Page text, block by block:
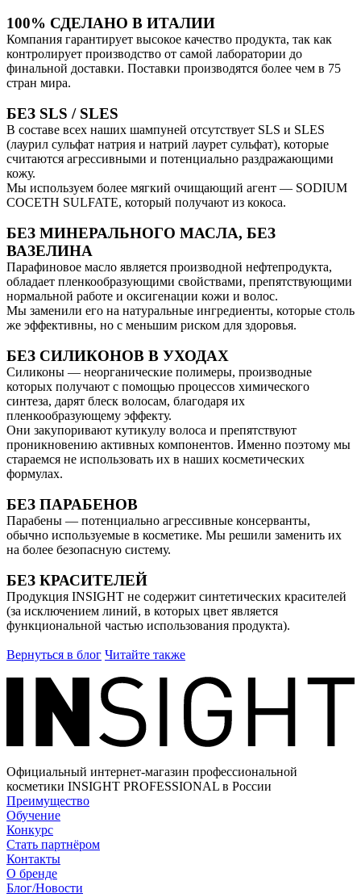
100% СДЕЛАНО В ИТАЛИИ
Компания гарантирует высокое качество продукта, так как
контролирует производство от самой лаборатории до
финальной доставки. Поставки производятся более чем в 75
стран мира.
БЕЗ SLS / SLES
В составе всех наших шампуней отсутствует SLS и SLES
(лаурил сульфат натрия и натрий лаурет сульфат), которые
считаются агрессивными и потенциально раздражающими
кожу.
Мы используем более мягкий очищающий агент — SODIUM
COCETH SULFATE, который получают из кокоса.
БЕЗ МИНЕРАЛЬНОГО МАСЛА, БЕЗ
ВАЗЕЛИНА
Парафиновое масло является производной нефтепродукта,
обладает пленкообразующими свойствами, препятствующими
нормальной работе и оксигенации кожи и волос.
Мы заменили его на натуральные ингредиенты, которые столь
же эффективны, но с меньшим риском для здоровья.
БЕЗ СИЛИКОНОВ В УХОДАХ
Силиконы — неорганические полимеры, производные
которых получают с помощью процессов химического
синтеза, дарят блеск волосам, благодаря их
пленкообразующему эффекту.
Они закупоривают кутикулу волоса и препятствуют
проникновению активных компонентов. Именно поэтому мы
стараемся не использовать их в наших косметических
формулах.
БЕЗ ПАРАБЕНОВ
Парабены — потенциально агрессивные консерванты,
обычно используемые в косметике. Мы решили заменить их
на более безопасную систему.
БЕЗ КРАСИТЕЛЕЙ
Продукция INSIGHT не содержит синтетических красителей
(за исключением линий, в которых цвет является
функциональной частью использования продукта).
Вернуться в блог Читайте также
Официальный интернет-магазин профессиональной
косметики INSIGHT PROFESSIONAL в России
Преимущество
Обучение
Конкурс
Стать партнёром
Контакты
О бренде
Блог/Новости